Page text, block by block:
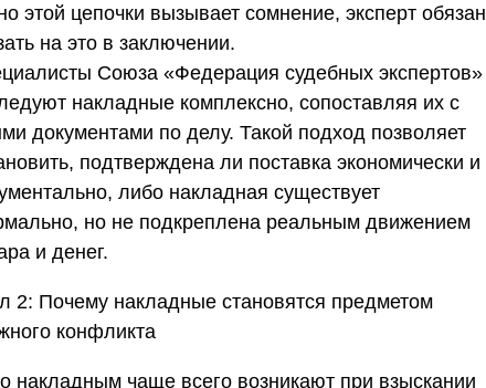
этой цепочки вызывает сомнение, эксперт обязан
на это в заключении.
Союза «Федерация судебных экспертов»
накладные комплексно, сопоставляя их с
документами по делу. Такой подход позволяет
подтверждена ли поставка экономически и
либо накладная существует
но не подкреплена реальным движением
и денег.
2: Почему накладные становятся предметом
конфликта
накладным чаще всего возникают при взыскании